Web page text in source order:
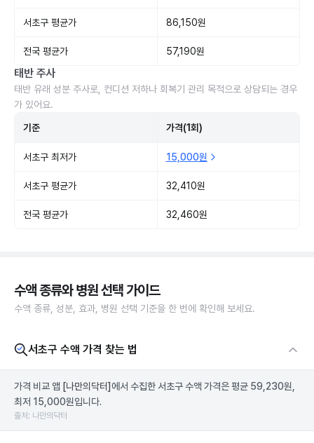
서초구 평균가 86,150원
전국 평균가 57,190원
태반 주사
태반 유래 성분 주사로, 컨디션 저하나 회복기 관리 목적으로 상담되는 경우
가 있어요.
기준 가격(1회)
서초구 최저가 15,000원
서초구 평균가 32,410원
전국 평균가 32,460원
수액 종류와 병원 선택 가이드
수액 종류, 성분, 효과, 병원 선택 기준을 한 번에 확인해 보세요.
서초구 수액 가격 찾는 법
가격 비교 앱 [나만의닥터] 에서 수집한 서초구 수액 가격은 평균 59,230원,
최저 15,000원입니다.
출처: 나만의닥터